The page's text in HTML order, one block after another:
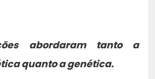
abordaram tanto a
quanto a genética.